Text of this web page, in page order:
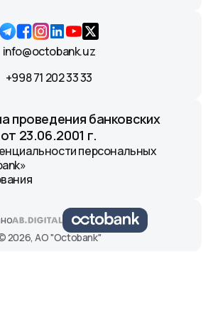
info@octobank.uz
+998 71 202 33 33
проведения банковских
23.06.2001 г.
персональных
2026, АО "Octobank"